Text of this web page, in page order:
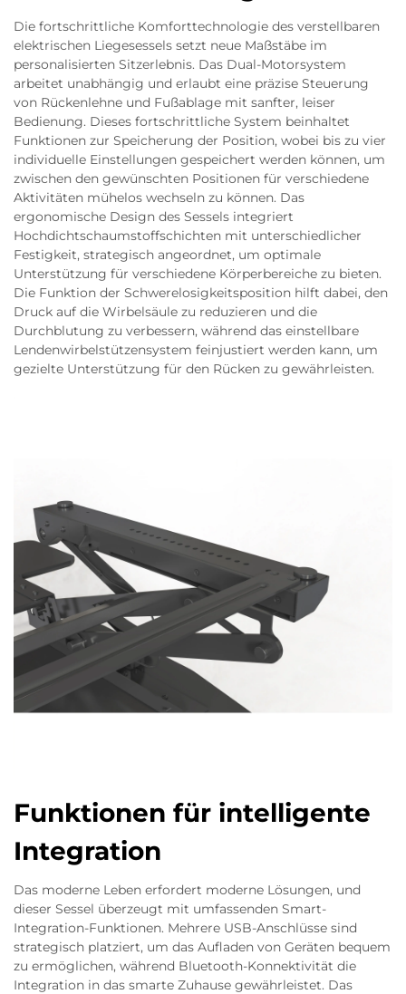
Die fortschrittliche Komforttechnologie des verstellbaren
elektrischen Liegesessels setzt neue Maßstäbe im
personalisierten Sitzerlebnis. Das Dual-Motorsystem
arbeitet unabhängig und erlaubt eine präzise Steuerung
von Rückenlehne und Fußablage mit sanfter, leiser
Bedienung. Dieses fortschrittliche System beinhaltet
Funktionen zur Speicherung der Position, wobei bis zu vier
individuelle Einstellungen gespeichert werden können, um
zwischen den gewünschten Positionen für verschiedene
Aktivitäten mühelos wechseln zu können. Das
ergonomische Design des Sessels integriert
Hochdichtschaumstoffschichten mit unterschiedlicher
Festigkeit, strategisch angeordnet, um optimale
Unterstützung für verschiedene Körperbereiche zu bieten.
Die Funktion der Schwerelosigkeitsposition hilft dabei, den
Druck auf die Wirbelsäule zu reduzieren und die
Durchblutung zu verbessern, während das einstellbare
Lendenwirbelstützensystem feinjustiert werden kann, um
gezielte Unterstützung für den Rücken zu gewährleisten.
Funktionen für intelligente
Integration
Das moderne Leben erfordert moderne Lösungen, und
dieser Sessel überzeugt mit umfassenden Smart-
Integration-Funktionen. Mehrere USB-Anschlüsse sind
strategisch platziert, um das Aufladen von Geräten bequem
zu ermöglichen, während Bluetooth-Konnektivität die
Integration in das smarte Zuhause gewährleistet. Das